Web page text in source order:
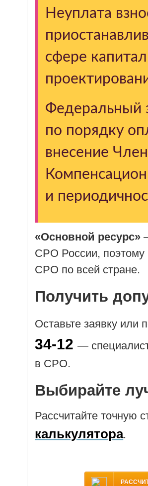
Неуплата
сфере
Федеральный
по порядку
внесение
и
«Основной ресурс»
СРО России, поэтому
СРО по всей стране.
Получить
Оставьте заявку или
34-12 —
в СРО.
Выбирайте
Рассчитайте точную
калькулятора.